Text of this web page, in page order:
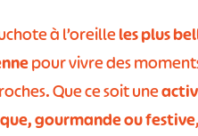
à l’oreilleles plus
pour vivre des
Que ce soit une
gourmande ou festive,